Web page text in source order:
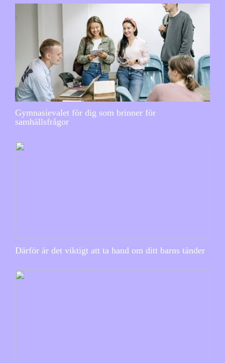
Gymnasievalet för dig som brinner för
samhällsfrågor
Därför är det viktigt att ta hand om ditt barns tänder